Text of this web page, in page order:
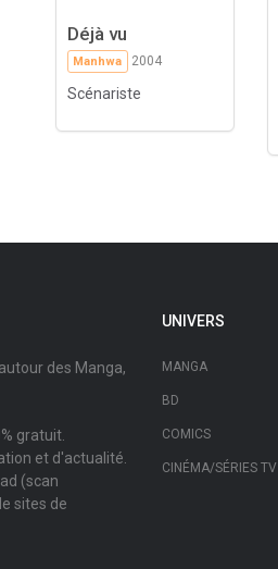
Déjà vu
Manhwa 2004
Scénariste
des Manga,
gratuit.
et d'actualité.
(scan
sites de
UNIVERS
MANGA
BD
COMICS
CINÉMA/SÉRIES TV